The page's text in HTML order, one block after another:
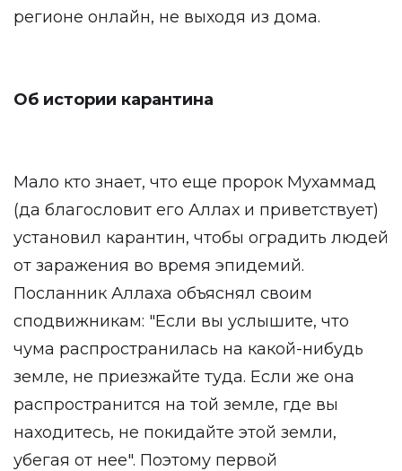
регионе онлайн, не выходя из дома.
Об истории карантина
Мало кто знает, что еще пророк Мухаммад
(да благословит его Аллах и приветствует)
установил карантин, чтобы оградить людей
от заражения во время эпидемий.
Посланник Аллаха объяснял своим
сподвижникам: "Если вы услышите, что
чума распространилась на какой-нибудь
земле, не приезжайте туда. Если же она
распространится на той земле, где вы
находитесь, не покидайте этой земли,
убегая от нее". Поэтому первой